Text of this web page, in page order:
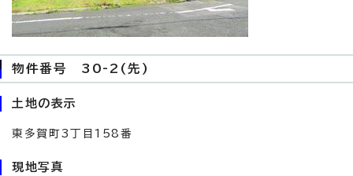
物件番号 30-2(先)
土地の表示
東多賀町3丁目158番
現地写真